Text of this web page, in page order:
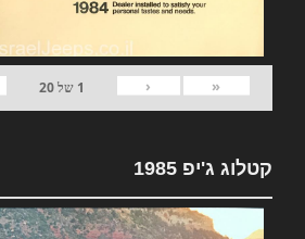
«
‹
1 של20
קטלוג ג'יפ 1985